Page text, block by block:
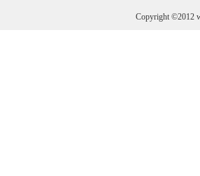
Copyright ©2012